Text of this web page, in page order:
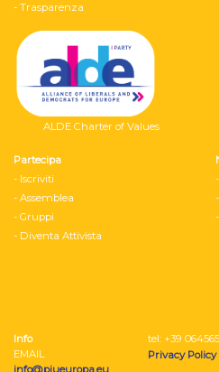
- Trasparenza
ALDE Charter of Values
Partecipa
- Iscriviti
- Assemblea
- Gruppi
- Diventa Attivista
Info
EMAIL
tel: ‭+39
Privacy Policy